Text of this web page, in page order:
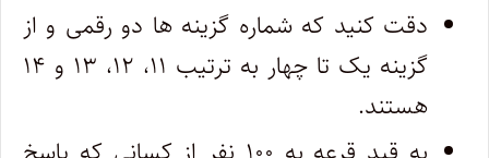
دقت کنید که شماره گزینه ها دو رقمی و از
گزینه یک تا چهار به ترتیب ۱۱، ۱۲، ۱۳ و ۱۴
هستند.